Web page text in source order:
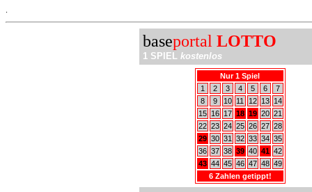
baseportal LOTTO
1 SPIEL kostenlos
Nur 1 Spiel
1
2 3 4 5 6
7
8
9 10 11 12 13
14
15
16 17 18 19 20 21
22 23 24 25 26 27 28
29 30 31 32 33 34 35
36 37 38 39 40 41 42
43 44 45 46 47 48 49
6 Zahlen getippt!